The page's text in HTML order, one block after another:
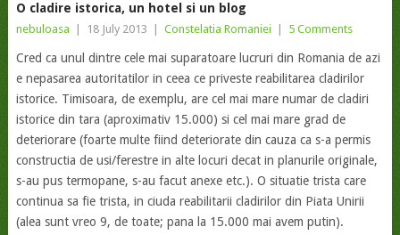
O cladire istorica, un hotel si un blog
nebuloasa 18 July 2013 Constelatia Romaniei 5 Comments
Cred ca unul dintre cele mai suparatoare lucruri din Romania de azi
e nepasarea autoritatilor in ceea ce priveste reabilitarea cladirilor
istorice. Timisoara, de exemplu, are cel mai mare numar de cladiri
istorice din tara (aproximativ 15.000) si cel mai mare grad de
deteriorare (foarte multe fiind deteriorate din cauza ca s-a permis
constructia de usi/ferestre in alte locuri decat in planurile originale,
s-au pus termopane, s-au facut anexe etc.). O situatie trista care
continua sa fie trista, in ciuda reabilitarii cladirilor din Piata Unirii
(alea sunt vreo 9, de toate; pana la 15.000 mai avem putin).